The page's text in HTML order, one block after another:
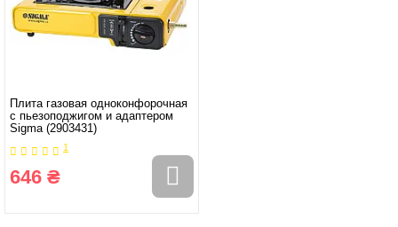
Плита газовая одноконфорочная
с пьезоподжигом и адаптером
Sigma (2903431)
1
646 ₴